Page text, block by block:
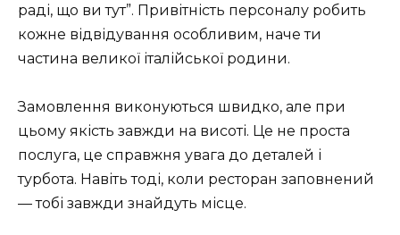
раді, що ви тут”. Привітність персоналу робить
кожне відвідування особливим, наче ти
частина великої італійської родини.
Замовлення виконуються швидко, але при
цьому якість завжди на висоті. Це не проста
послуга, це справжня увага до деталей і
турбота. Навіть тоді, коли ресторан заповнений
— тобі завжди знайдуть місце.